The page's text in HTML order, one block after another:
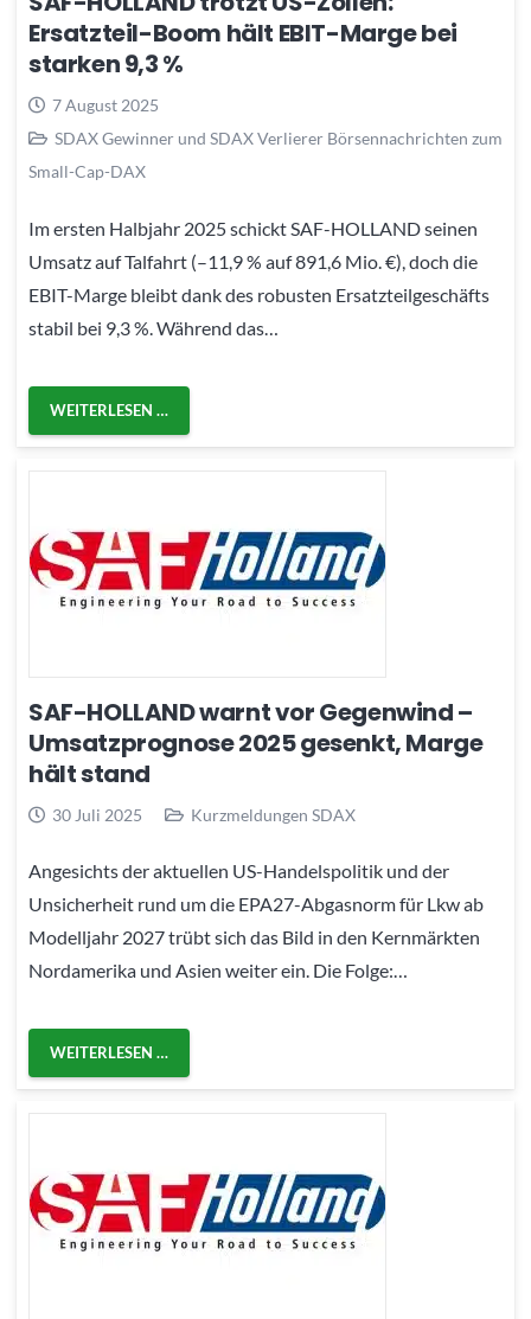
Ersatzteil-Boom hält EBIT-Marge bei
starken 9,3 %
7 August 2025
SDAX Gewinner und SDAX Verlierer Börsennachrichten zum
Small-Cap-DAX
Im ersten Halbjahr 2025 schickt SAF-HOLLAND seinen
Umsatz auf Talfahrt (–11,9 % auf 891,6 Mio. €), doch die
EBIT-Marge bleibt dank des robusten Ersatzteilgeschäfts
stabil bei 9,3 %. Während das…
WEITERLESEN …
SAF-HOLLAND warnt vor Gegenwind –
Umsatzprognose 2025 gesenkt, Marge
hält stand
30 Juli 2025 Kurzmeldungen SDAX
Angesichts der aktuellen US-Handelspolitik und der
Unsicherheit rund um die EPA27-Abgasnorm für Lkw ab
Modelljahr 2027 trübt sich das Bild in den Kernmärkten
Nordamerika und Asien weiter ein. Die Folge:…
WEITERLESEN …